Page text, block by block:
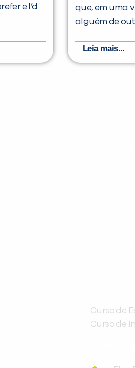
e I’d
que, em uma
alguém de
Leia mais...
Curso de
Curso de
PEÇA